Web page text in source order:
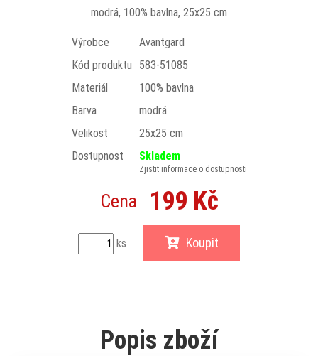
modrá, 100% bavlna, 25x25 cm
Výrobce
Avantgard
Kód produktu
583-51085
Materiál
100% bavlna
Barva
modrá
Velikost
25x25 cm
Dostupnost
Skladem
Zjistit informace o dostupnosti
Cena 199 Kč
ks Koupit
Popis zboží